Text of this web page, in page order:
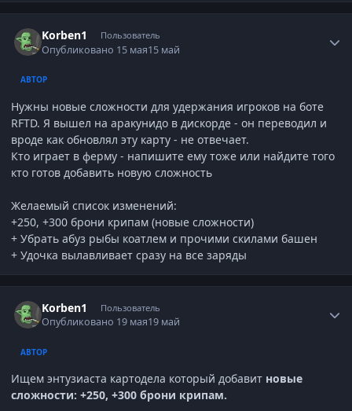
Korben1 Пользователь
Опубликовано 15 мая15 май
АВТОР
Нужны новые сложности для удержания игроков на боте
RFTD. Я вышел на аракунидо в дискорде - он переводил и
вроде как обновлял эту карту - не отвечает.
Кто играет в ферму - напишите ему тоже или найдите того
кто готов добавить новую сложность
Желаемый список изменений:
+250, +300 брони крипам (новые сложности)
+ Убрать абуз рыбы коатлем и прочими скилами башен
+ Удочка вылавливает сразу на все заряды
Korben1 Пользователь
Опубликовано 19 мая19 май
АВТОР
Ищем энтузиаста картодела который добавит новые
сложности: +250, +300 брони крипам.